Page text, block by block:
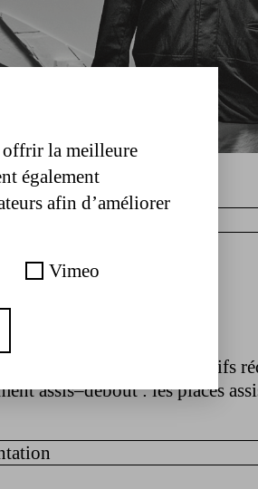
à 20:00 et 21:30
15€ (carte Ménagerie et tarifs
assis–debout : les places
offrir la meilleure
également
afin d’améliorer
Vimeo